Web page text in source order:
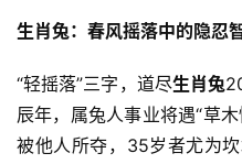
生肖兔：春风摇落中的隐忍
“轻摇落”三字，道尽生肖兔
辰年，属兔人事业将遇“草
被他人所夺，35岁者尤为